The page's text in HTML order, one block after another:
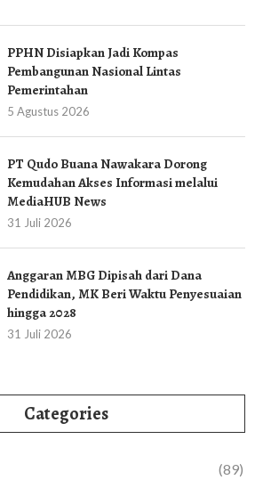
PPHN Disiapkan Jadi Kompas
Pembangunan Nasional Lintas
Pemerintahan
5 Agustus 2026
PT Qudo Buana Nawakara Dorong
Kemudahan Akses Informasi melalui
MediaHUB News
31 Juli 2026
Anggaran MBG Dipisah dari Dana
Pendidikan, MK Beri Waktu Penyesuaian
hingga 2028
31 Juli 2026
Categories
(89)